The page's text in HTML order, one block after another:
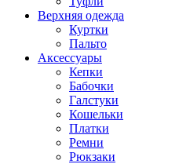
Верхняя одежда
Куртки
Пальто
Аксессуары
Кепки
Бабочки
Галстуки
Кошельки
Платки
Ремни
Рюкзаки